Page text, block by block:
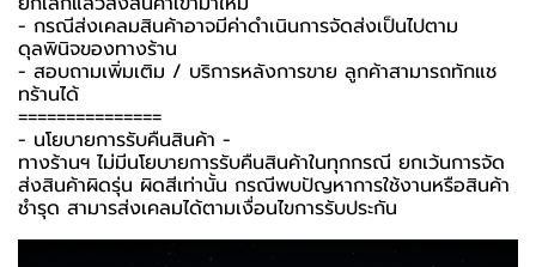
- กรณีส่งเคลมสินค้าอาจมีค่าดำเนินการจัดส่งเป็นไปตาม
ดุลพินิจของทางร้าน
- สอบถามเพิ่มเติม / บริการหลังการขาย ลูกค้าสามารถทักแช
ทร้านได้
===============
-️ นโยบายการรับคืนสินค้า -️
ทางร้านฯ ไม่มีนโยบายการรับคืนสินค้าในทุกกรณี ยกเว้นการจัด
ส่งสินค้าผิดรุ่น ผิดสีเท่านั้น กรณีพบปัญหาการใช้งานหรือสินค้า
ชำรุด สามารส่งเคลมได้ตามเงื่อนไขการรับประกัน